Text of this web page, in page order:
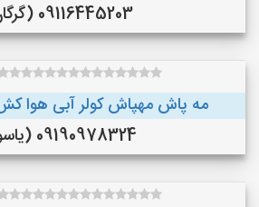
09116445203 (گرگان )
مه پاش مهپاش کولر آبی هوا
09190978324 (یاسوج)